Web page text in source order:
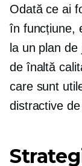
Odată ce ai
în funcțiune,
la un plan
de înaltă
care sunt
distractive